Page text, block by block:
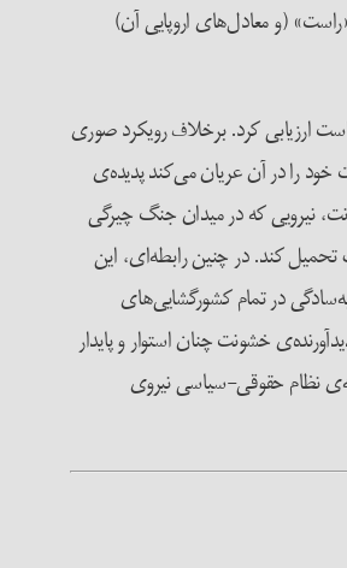
که دگردیسی معنای سیاسی «راست» (و معادل‌های اروپایی آن)
ارزیابی کرد. برخلاف رویکرد صوری
را در آن عریان می‌کند پدیده‌ی
نیرویی که در میدان جنگ چیرگی
کند. در چنین رابطه‌ای، این
در تمام کشور‌گشایی‌های
خشونت چنان استوار و پایدار
نظام حقوقی-سیاسی نیروی